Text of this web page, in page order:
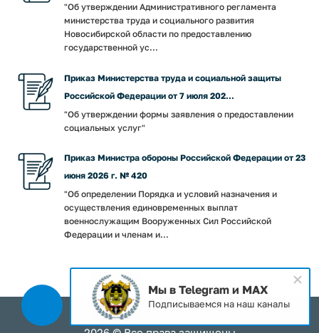
"Об утверждении Административного регламента
министерства труда и социального развития
Новосибирской области по предоставлению
государственной ус...
Приказ Министерства труда и социальной защиты
Российской Федерации от 7 июля 202...
"Об утверждении формы заявления о предоставлении
социальных услуг"
Приказ Министра обороны Российской Федерации от 23
июня 2026 г. № 420
"Об определении Порядка и условий назначения и
осуществления единовременных выплат
военнослужащим Вооруженных Сил Российской
Федерации и членам и...
Мы в Telegram и MAX
Подписываемся на наш каналы